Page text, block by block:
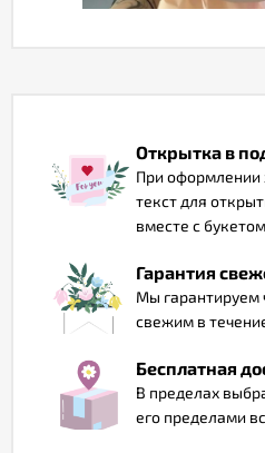
конфиденциальности
Открытка в
При оформлении
текст для
вместе с букетом
Гарантия
Мы гарантируем
свежим в
Бесплатная
В пределах
его пределами